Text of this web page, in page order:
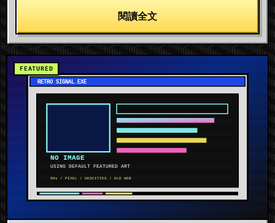
閱讀全文